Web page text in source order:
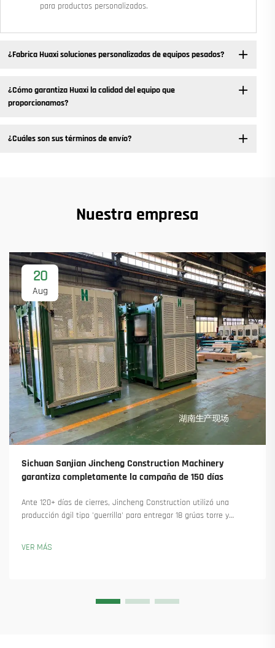
para productos personalizados.
¿Fabrica Huaxi soluciones personalizadas de equipos pesados?
¿Cómo garantiza Huaxi la calidad del equipo que
proporcionamos?
¿Cuáles son sus términos de envío?
Nuestra empresa
20
Aug
Sichuan Sanjian Jincheng Construction Machinery
garantiza completamente la campaña de 150 días
Ante 120+ días de cierres, Jincheng Construction utilizó una
producción ágil tipo 'guerrilla' para entregar 18 grúas torre y
la producción en marcha. Obtenga más información.
VER MÁS